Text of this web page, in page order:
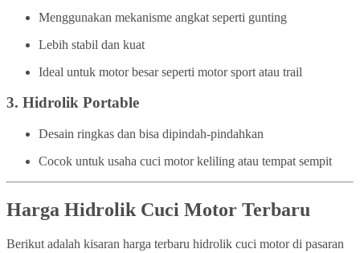
Menggunakan mekanisme angkat seperti gunting
Lebih stabil dan kuat
Ideal untuk motor besar seperti motor sport atau trail
3. Hidrolik Portable
Desain ringkas dan bisa dipindah-pindahkan
Cocok untuk usaha cuci motor keliling atau tempat sempit
Harga Hidrolik Cuci Motor Terbaru
Berikut adalah kisaran harga terbaru hidrolik cuci motor di pasaran